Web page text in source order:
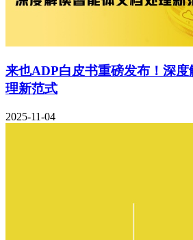
来也ADP白皮书重磅发布！深
理新范式
2025-11-04